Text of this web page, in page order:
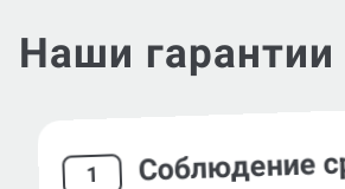
Наши гарантии
1 Соблюдение